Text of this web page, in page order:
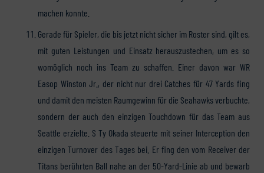
machen konnte.
Gerade für Spieler, die bis jetzt nicht sicher im Roster sind, gilt es,
mit guten Leistungen und Einsatz herauszustechen, um es so
womöglich noch ins Team zu schaffen. Einer davon war WR
Easop Winston Jr., der nicht nur drei Catches für 47 Yards fing
und damit den meisten Raumgewinn für die Seahawks verbuchte,
sondern der auch den einzigen Touchdown für das Team aus
Seattle erzielte. S Ty Okada steuerte mit seiner Interception den
einzigen Turnover des Tages bei. Er fing den vom Receiver der
Titans berührten Ball nahe an der 50-Yard-Linie ab und bewarb